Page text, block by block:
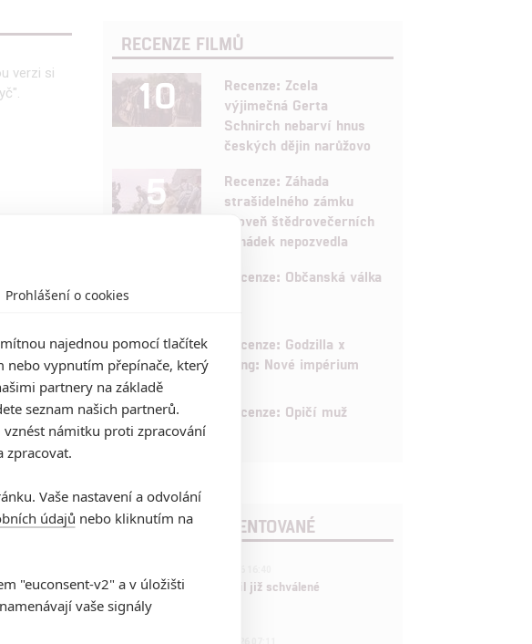
verzi si
RECENZE FILMŮ
10
Recenze: Zcela
výjimečná Gerta
Schnirch nebarví hnus
českých dějin narůžovo
5
Recenze: Záhada
strašidelného zámku
úroveň štědrovečerních
pohádek nepozvedla
Recenze: Občanská válka
6
Recenze: Godzilla x
Kong: Nové impérium
8 Recenze: Opičí muž
POSLEDNÍ KOMENTOVANÉ
Marvel nečekaně zrušil již schválené
pokračování
Prohlášení o cookies
najednou pomocí tlačítek
nebo vypnutím přepínače, který
partnery na základě
seznam našich partnerů.
námitku proti zpracování
zpracovat.
Vaše nastavení a odvolání
údajů nebo kliknutím na
"euconsent-v2" a v úložišti
vaše signály